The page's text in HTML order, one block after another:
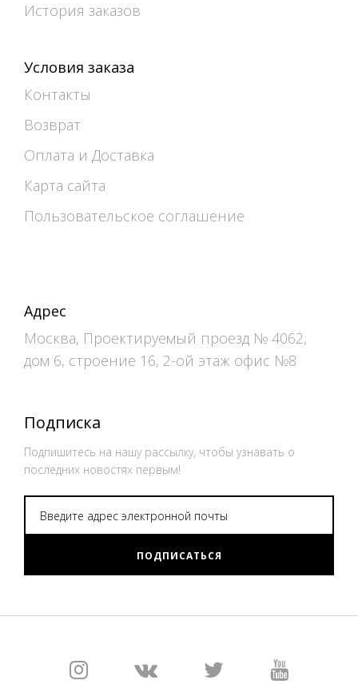
История заказов
Условия заказа
Контакты
Возврат
Оплата и Доставка
Карта сайта
Пользовательское соглашение
Адрес
Москва, Проектируемый проезд № 4062,
дом 6, строение 16, 2-ой этаж офис №8
Подписка
Подпишитесь на нашу рассылку, чтобы узнавать о
последних новостях первым!
ПОДПИСАТЬСЯ